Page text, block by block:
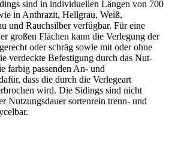
sind in individuellen Längen von 700
in Anthrazit, Hellgrau, Weiß,
und Rauchsilber verfügbar. Für eine
großen Flächen kann die Verlegung der
oder schräg sowie mit oder ohne
verdeckte Befestigung durch das Nut-
farbig passenden An- und
dass die durch die Verlegeart
wird. Die Sidings sind nicht
Nutzungsdauer sortenrein trenn- und